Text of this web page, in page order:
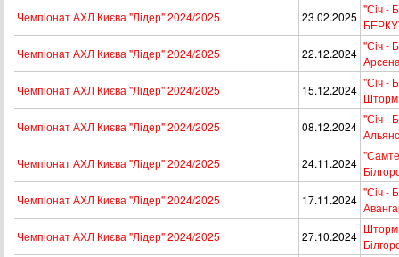
Чемпіонат АХЛ Києва "Лідер" 2024/2025
23.02.2025
"Сiч -
Чемпіонат АХЛ Києва "Лідер" 2024/2025
22.12.2024
"Сiч -
Чемпіонат АХЛ Києва "Лідер" 2024/2025
15.12.2024
"Сiч -
Шторм
Чемпіонат АХЛ Києва "Лідер" 2024/2025
08.12.2024
"Сiч -
Альянс
Чемпіонат АХЛ Києва "Лідер" 2024/2025
24.11.2024
Чемпіонат АХЛ Києва "Лідер" 2024/2025
17.11.2024
"Сiч -
Чемпіонат АХЛ Києва "Лідер" 2024/2025
27.10.2024